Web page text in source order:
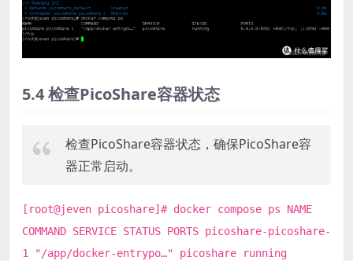
5.4 检查PicoShare容器状态
检查PicoShare容器状态，确保PicoShare容
器正常启动。
[root@jeven picoshare]# docker compose ps NAME
COMMAND SERVICE STATUS PORTS picoshare-picoshare-
1 "/app/docker-entrypo…" picoshare running